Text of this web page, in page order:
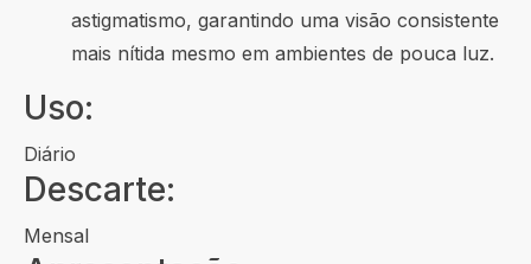
astigmatismo, garantindo uma visão consistente
mais nítida mesmo em ambientes de pouca luz.
Uso:
Diário
Descarte:
Mensal